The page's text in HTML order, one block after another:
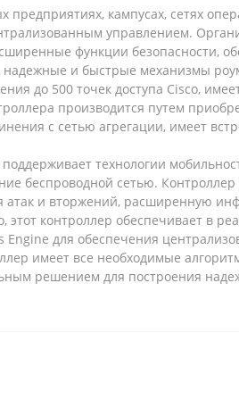
кампусах, сетях
управлением.
функции безопасности,
надежные и быстрые механизмы
до 500 точек доступа Cisco,
производится путем
с сетью агрегации, имеет
технологии
беспроводной сетью. Контроллер
атак и вторжений, расширенную
этот контроллер обеспечивает в
Engine для обеспечения
имеет все необходимые
решением для построения